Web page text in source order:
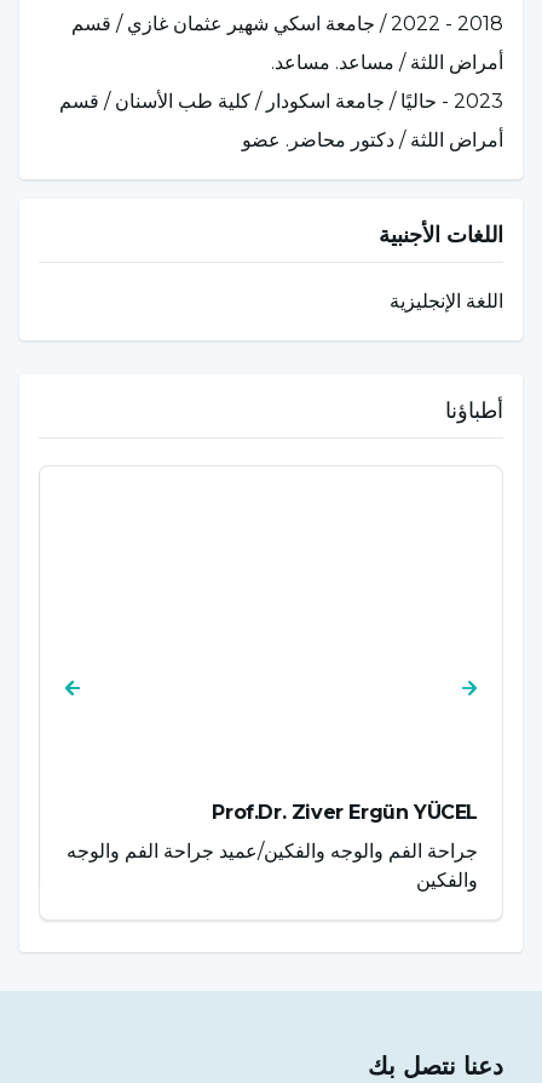
2018 - 2022 / جامعة اسكي شهير عثمان غازي / قسم
أمراض اللثة / مساعد. مساعد.
2023 - حاليًا / جامعة اسكودار / كلية طب الأسنان / قسم
أمراض اللثة / دكتور محاضر. عضو
اللغات الأجنبية
اللغة الإنجليزية
أطباؤنا
Prof.Dr. Ziver Ergün YÜCEL
جراحة الفم والوجه والفكين/عميد جراحة الفم والوجه
والفكين
دعنا نتصل بك